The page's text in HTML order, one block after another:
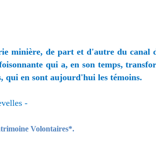
minière, de part et d'autre du
qui a, en son temps,
qui en sont aujourd'hui les témoins.
-
Volontaires*.